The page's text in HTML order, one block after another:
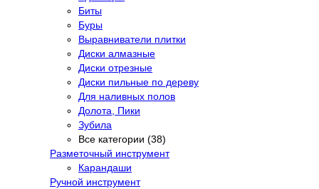
Биты
Буры
Выравниватели плитки
Диски алмазные
Диски отрезные
Диски пильные по дереву
Для наливных полов
Долота, Пики
Зубила
Все категории (38)
Разметочный инструмент
Карандаши
Ручной инструмент